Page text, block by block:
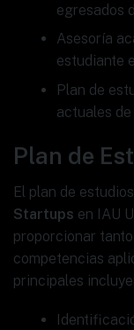
egresados
Asesoría
estudiante
Plan de
actuales
Plan de
El plan de estudios
Startups en IAU
proporcionar
competencias
principales